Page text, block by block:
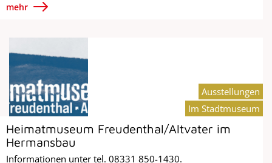
mehr
Heimatmuseum Freudenthal/Altvater im
Hermansbau
Informationen unter tel. 08331 850-1430.
Ausstellungen
Im Stadtmuseum